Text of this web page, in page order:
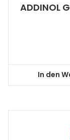
ADDINOL
In den